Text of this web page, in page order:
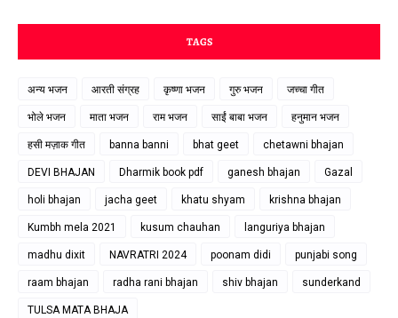
TAGS
अन्य भजन आरती संग्रह कृष्णा भजन गुरु भजन जच्चा गीत
भोले भजन माता भजन राम भजन साईं बाबा भजन हनुमान भजन
हसी मज़ाक गीत banna banni bhat geet chetawni bhajan
DEVI BHAJAN Dharmik book pdf ganesh bhajan Gazal
holi bhajan jacha geet khatu shyam krishna bhajan
Kumbh mela 2021 kusum chauhan languriya bhajan
madhu dixit NAVRATRI 2024 poonam didi punjabi song
raam bhajan radha rani bhajan shiv bhajan sunderkand
TULSA MATA BHAJA